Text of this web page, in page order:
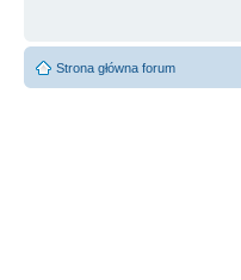
Strona główna forum